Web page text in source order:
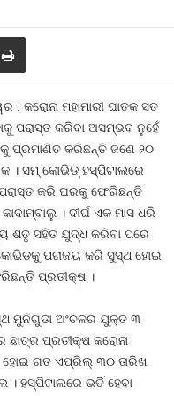
: କରୋନା ମହାମାରୀ ଘାତକ ସତ
ପରାସ୍ତ କରିବା ଅସମ୍ଭବ ନୁହେଁ
ପ୍ରମାଣିତ କରିଛନ୍ତି ଜଣେ ୨୦
। ସମ୍ କୋଭିଡ୍ ହସ୍ପିଟାଲରେ
କରି ଘରକୁ ଫେରିଛନ୍ତି
। ଦୀର୍ଘ ଏକ ମାସ ଧରି
ଶତୃ ସହିତ ଯୁଦ୍ଧ କରିବା ପରେ
ପରାଜୟ କରି ସୁସ୍ଥ ହୋଇ
ପ୍ରତୀକ୍ଷ ।
ମୁନିଗୁଡା ଅଂଚଳର ଯୁକ୍ତ ୩
ଛାତ୍ର ପ୍ରତୀକ୍ଷ କରୋନା
ହୋଇ ଗତ ଏପ୍ରିଲ୍ ୩୦ ତାରିଖ
ହସ୍ପିଟାଲରେ ଭର୍ତି ହେବା